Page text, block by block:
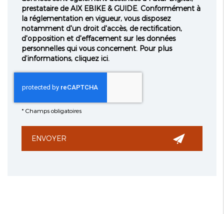
prestataire de AIX EBIKE & GUIDE. Conformément à
la réglementation en vigueur, vous disposez
notamment d'un droit d'accès, de rectification,
d'opposition et d'effacement sur les données
personnelles qui vous concernent. Pour plus
d’informations, cliquez ici.
* Champs obligatoires